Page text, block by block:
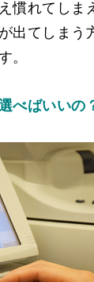
慣れてしま
出てしまう
。
べばいいの